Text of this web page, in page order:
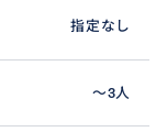
指定なし
〜3人